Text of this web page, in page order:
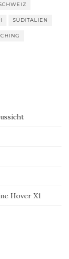
SÜDITALIEN
Hover X1